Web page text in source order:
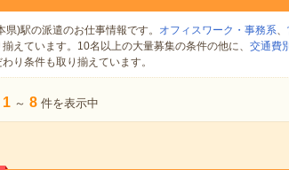
県)駅の派遣のお仕事情報です。 オフィスワーク・事務系、
えています。10名以上の大量募集の条件の他に、 交通費
り条件も取り揃えています。
1 ～ 8 件を表示中